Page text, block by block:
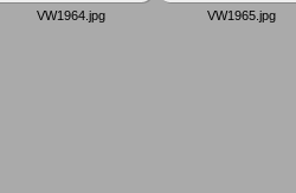
VW1964.jpg VW1965.jpg